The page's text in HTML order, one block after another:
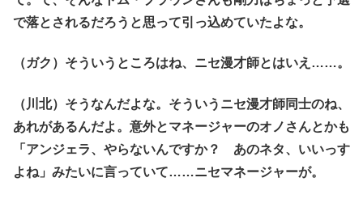
で落とされるだろうと思って引っ込めていたよな。
（ガク）そういうところはね、ニセ漫才師とはいえ……。
（川北）そうなんだよな。そういうニセ漫才師同士のね、
あれがあるんだよ。意外とマネージャーのオノさんとかも
「アンジェラ、やらないんですか？ あのネタ、いいっす
よね」みたいに言っていて……ニセマネージャーが。